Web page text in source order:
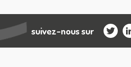
suivez-nous sur